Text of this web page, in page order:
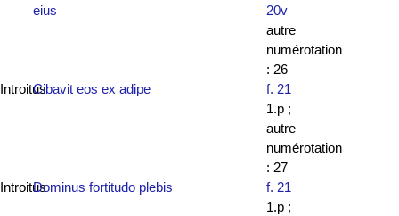
eius
20v
autre
numérotation
: 26
IntroitusCibavit eos ex adipe
f. 21
1.p ;
autre
numérotation
: 27
IntroitusDominus fortitudo plebis
f. 21
1.p ;